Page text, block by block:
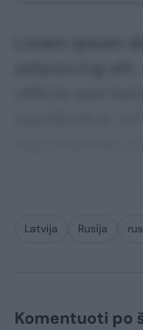
Latvija Rusija
Komentuoti po